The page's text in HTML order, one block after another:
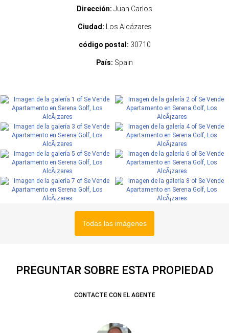
Dirección: Juan Carlos
Ciudad: Los Alcázares
código postal: 30710
País: Spain
Todas las imágenes
PREGUNTAR SOBRE ESTA PROPIEDAD
CONTACTE CON EL AGENTE